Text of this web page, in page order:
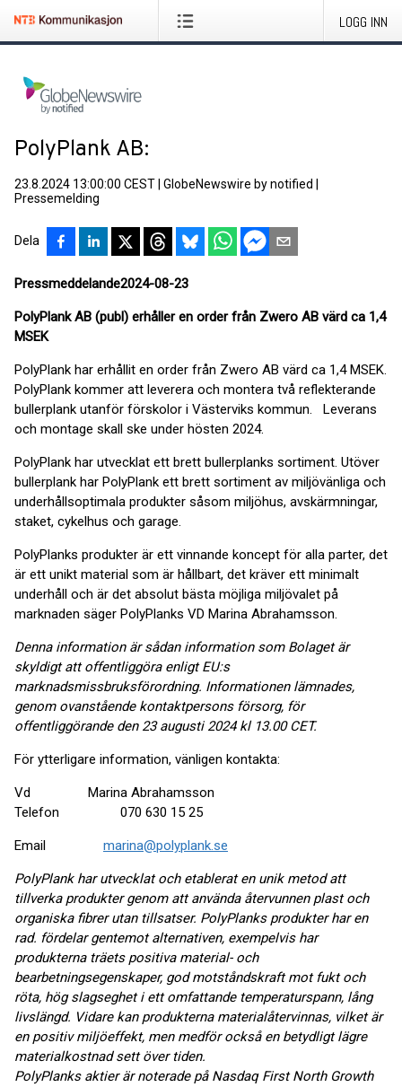
LOGG INN
PolyPlank AB:
23.8.2024 13:00:00 CEST GlobeNewswire by notified
Pressemelding
Dela
Pressmeddelande2024-08-23
PolyPlank AB (publ) erhåller en order från Zwero AB värd ca 1,4
MSEK
PolyPlank har erhållit en order från Zwero AB värd ca 1,4 MSEK.
PolyPlank kommer att leverera och montera två reflekterande
bullerplank utanför förskolor i Västerviks kommun. Leverans
och montage skall ske under hösten 2024.
PolyPlank har utvecklat ett brett bullerplanks sortiment. Utöver
bullerplank har PolyPlank ett brett sortiment av miljövänliga och
underhållsoptimala produkter såsom miljöhus, avskärmningar,
staket, cykelhus och garage.
PolyPlanks produkter är ett vinnande koncept för alla parter, det
är ett unikt material som är hållbart, det kräver ett minimalt
underhåll och är det absolut bästa möjliga miljövalet på
marknaden säger PolyPlanks VD Marina Abrahamsson.
Denna information är sådan information som Bolaget är
skyldigt att offentliggöra enligt EU:s
marknadsmissbruksförordning. Informationen lämnades,
genom ovanstående kontaktpersons försorg, för
offentliggörande den 23 augusti 2024 kl 13.00 CET.
För ytterligare information, vänligen kontakta:
Vd Marina Abrahamsson
Telefon 070 630 15 25
Email marina@polyplank.se
PolyPlank har utvecklat och etablerat en unik metod att
tillverka produkter genom att använda återvunnen plast och
organiska fibrer utan tillsatser. PolyPlanks produkter har en
rad. fördelar gentemot alternativen, exempelvis har
produkterna träets positiva material- och
bearbetningsegenskaper, god motståndskraft mot fukt och
röta, hög slagseghet i ett omfattande temperaturspann, lång
livslängd. Vidare kan produkterna materialåtervinnas, vilket är
en positiv miljöeffekt, men medför också en betydligt lägre
materialkostnad sett över tiden.
PolyPlanks aktier är noterade på Nasdaq First North Growth